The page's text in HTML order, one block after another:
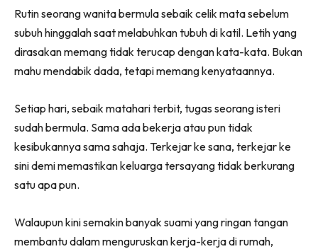
(Twitter)
Rutin seorang wanita bermula sebaik celik mata sebelum
subuh hinggalah saat melabuhkan tubuh di katil. Letih yang
dirasakan memang tidak terucap dengan kata-kata. Bukan
mahu mendabik dada, tetapi memang kenyataannya.
Setiap hari, sebaik matahari terbit, tugas seorang isteri
sudah bermula. Sama ada bekerja atau pun tidak
kesibukannya sama sahaja. Terkejar ke sana, terkejar ke
sini demi memastikan keluarga tersayang tidak berkurang
satu apa pun.
Walaupun kini semakin banyak suami yang ringan tangan
membantu dalam menguruskan kerja-kerja di rumah,